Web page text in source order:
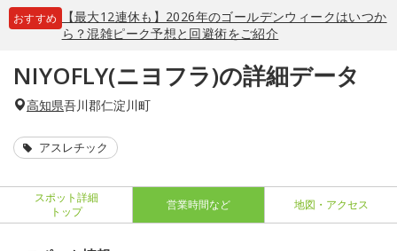
おすすめ
【最大12連休も】2026年のゴールデンウィークはいつか
ら？混雑ピーク予想と回避術をご紹介
NIYOFLY(ニヨフラ)の詳細データ
高知県吾川郡仁淀川町
アスレチック
スポット詳細
トップ
営業時間など 地図・アクセス